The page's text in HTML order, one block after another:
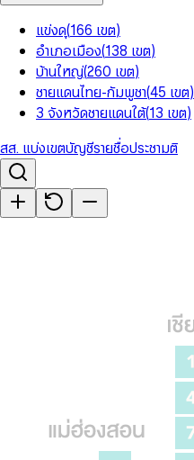
แข่งดุ(166 เขต)
อำเภอเมือง(138 เขต)
บ้านใหญ่(260 เขต)
ชายแดนไทย-กัมพูชา(45 เขต)
3 จังหวัดชายแดนใต้(13 เขต)
สส. แบ่งเขตบัญชีรายชื่อประชามติ